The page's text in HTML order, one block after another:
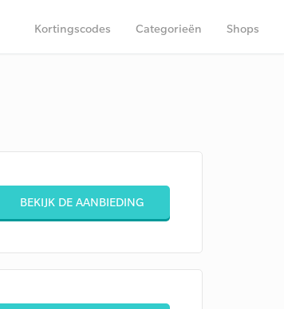
Kortingscodes Categorieën Shops
BEKIJK DE AANBIEDING